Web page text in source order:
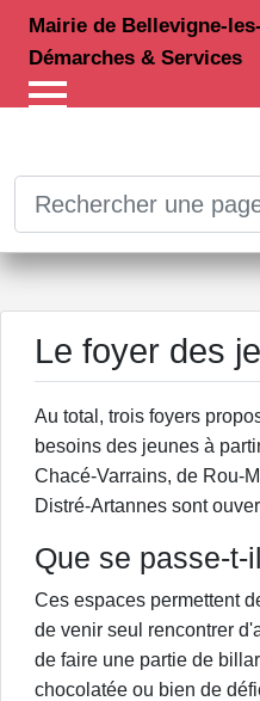
Mairie de Bellevigne-
Démarches & Services
Le foyer des
Au total, trois foyers
besoins des jeunes à
Chacé-Varrains, de Rou-
Distré-Artannes sont
Que se passe-
Ces espaces permettent
de venir seul rencontrer
de faire une partie de
chocolatée ou bien de